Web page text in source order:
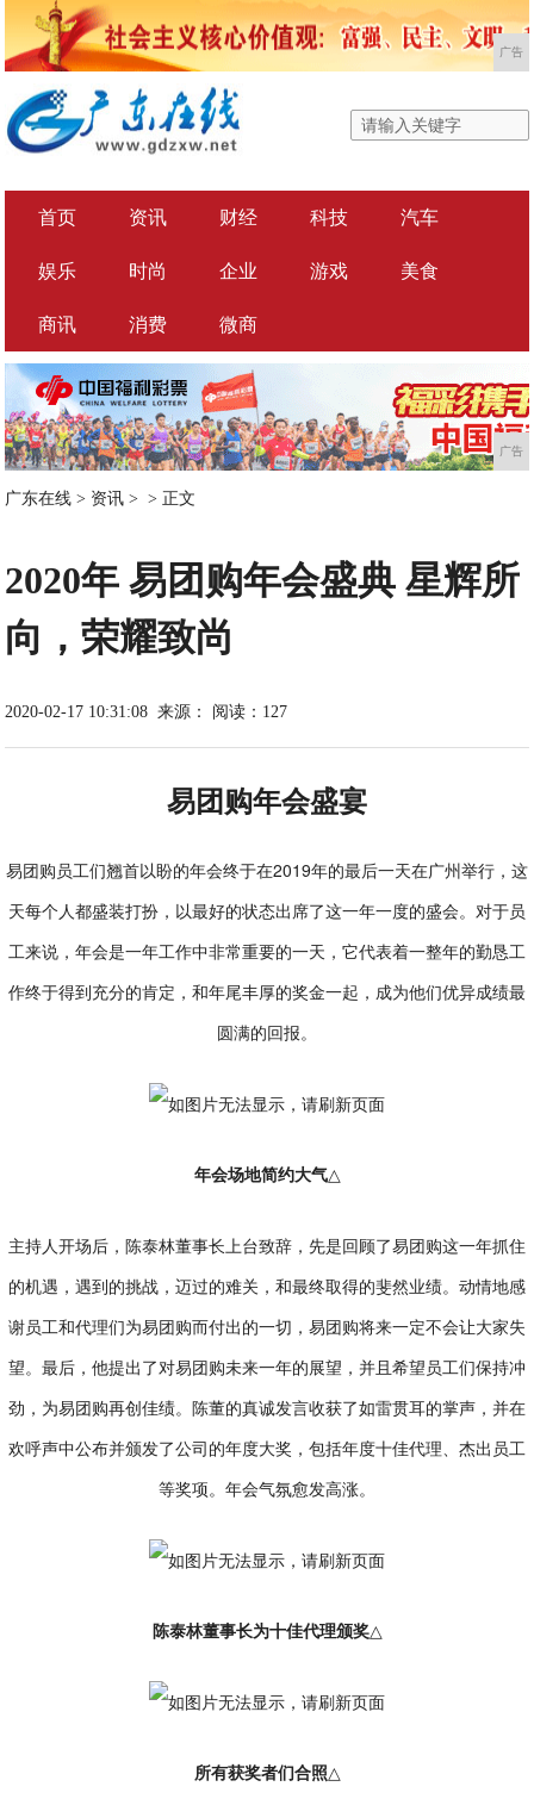
广告
首页 资讯 财经 科技 汽车
娱乐 时尚 企业 游戏 美食
商讯 消费 微商
广告
广东在线 > 资讯 > > 正文
2020年 易团购年会盛典 星辉所
向，荣耀致尚
2020-02-17 10:31:08 来源： 阅读：127
易团购年会盛宴
易团购员工们翘首以盼的年会终于在2019年的最后一天在广州举行，这
天每个人都盛装打扮，以最好的状态出席了这一年一度的盛会。对于员
工来说，年会是一年工作中非常重要的一天，它代表着一整年的勤恳工
作终于得到充分的肯定，和年尾丰厚的奖金一起，成为他们优异成绩最
圆满的回报。
年会场地简约大气△
主持人开场后，陈泰林董事长上台致辞，先是回顾了易团购这一年抓住
的机遇，遇到的挑战，迈过的难关，和最终取得的斐然业绩。动情地感
谢员工和代理们为易团购而付出的一切，易团购将来一定不会让大家失
望。最后，他提出了对易团购未来一年的展望，并且希望员工们保持冲
劲，为易团购再创佳绩。陈董的真诚发言收获了如雷贯耳的掌声，并在
欢呼声中公布并颁发了公司的年度大奖，包括年度十佳代理、杰出员工
等奖项。年会气氛愈发高涨。
陈泰林董事长为十佳代理颁奖△
所有获奖者们合照△